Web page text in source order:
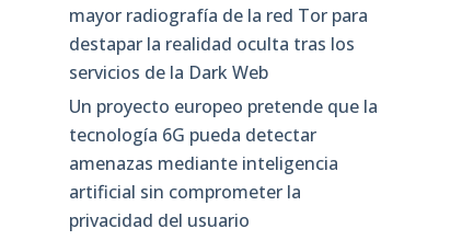
mayor radiografía de la red Tor para
destapar la realidad oculta tras los
servicios de la Dark Web
Un proyecto europeo pretende que la
tecnología 6G pueda detectar
amenazas mediante inteligencia
artificial sin comprometer la
privacidad del usuario